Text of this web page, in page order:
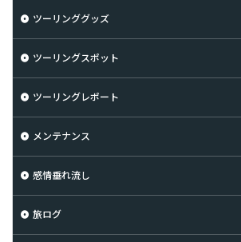
ツーリンググッズ
ツーリングスポット
ツーリングレポート
メンテナンス
感情垂れ流し
旅ログ